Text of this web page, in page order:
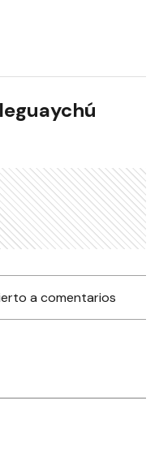
a comentarios